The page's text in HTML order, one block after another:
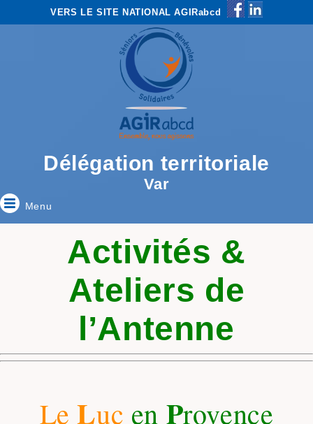
VERS LE SITE NATIONAL AGIRabcd
Délégation territoriale
Var
Menu
Activités &
Ateliers de
l’Antenne
Le Luc en Provence